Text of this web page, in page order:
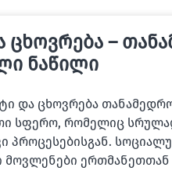
ცხოვრება –
ნაწილი
და ცხოვრება
სფერო, რომელიც
პროცესებისგან.
ერთმანეთთან